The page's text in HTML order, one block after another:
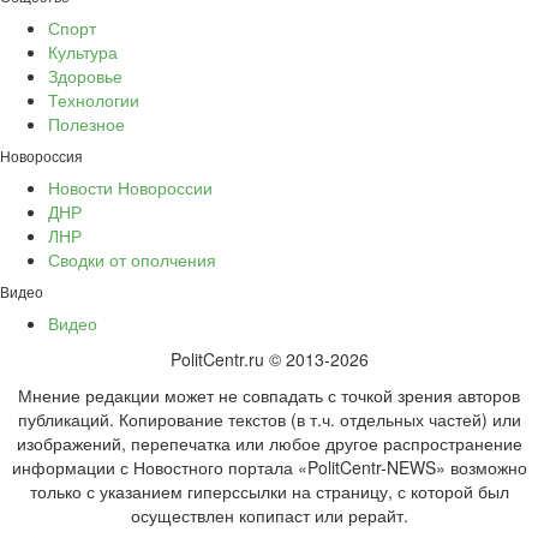
Спорт
Культура
Здоровье
Технологии
Полезное
Новороссия
Новости Новороссии
ДНР
ЛНР
Сводки от ополчения
Видео
Видео
PolitCentr.ru © 2013-2026
Мнение редакции может не совпадать с точкой зрения авторов
публикаций. Копирование текстов (в т.ч. отдельных частей) или
изображений, перепечатка или любое другое распространение
информации с Новостного портала «PolitCentr-NEWS» возможно
только с указанием гиперссылки на страницу, с которой был
осуществлен копипаст или рерайт.